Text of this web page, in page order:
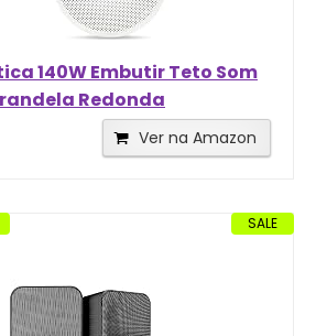
140W Embutir Teto Som
Redonda
Ver na Amazon
SALE